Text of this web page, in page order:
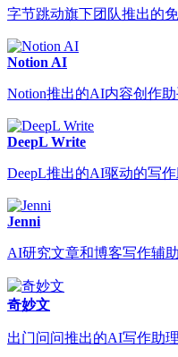
字节跳动旗下团队推出的
Notion AI
Notion推出的AI内容创作
DeepL Write
DeepL推出的AI驱动的写
Jenni
AI研究文章和博客写作辅
奇妙文
出门问问推出的AI写作助理